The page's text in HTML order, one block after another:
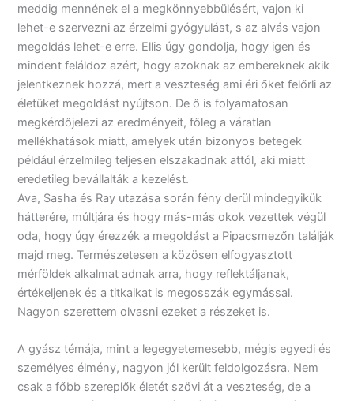
meddig mennének el a megkönnyebbülésért, vajon ki
lehet-e szervezni az érzelmi gyógyulást, s az alvás vajon
megoldás lehet-e erre. Ellis úgy gondolja, hogy igen és
mindent feláldoz azért, hogy azoknak az embereknek akik
jelentkeznek hozzá, mert a veszteség ami éri őket felőrli az
életüket megoldást nyújtson. De ő is folyamatosan
megkérdőjelezi az eredményeit, főleg a váratlan
mellékhatások miatt, amelyek után bizonyos betegek
például érzelmileg teljesen elszakadnak attól, aki miatt
eredetileg bevállalták a kezelést.
Ava, Sasha és Ray utazása során fény derül mindegyikük
hátterére, múltjára és hogy más-más okok vezettek végül
oda, hogy úgy érezzék a megoldást a Pipacsmezőn találják
majd meg. Természetesen a közösen elfogyasztott
mérföldek alkalmat adnak arra, hogy reflektáljanak,
értékeljenek és a titkaikat is megosszák egymással.
Nagyon szerettem olvasni ezeket a részeket is.
A gyász témája, mint a legegyetemesebb, mégis egyedi és
személyes élmény, nagyon jól került feldolgozásra. Nem
csak a főbb szereplők életét szövi át a veszteség, de a